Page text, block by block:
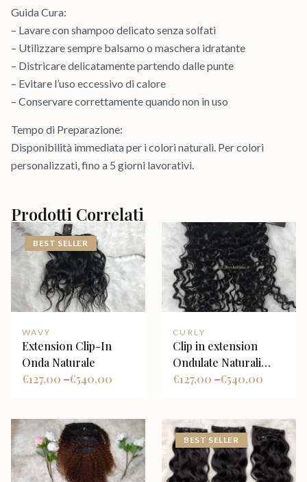
Guida Cura:
– Lavare con shampoo delicato senza solfati
– Utilizzare sempre balsamo o maschera idratante
– Districare delicatamente partendo dalle punte
– Evitare l’uso eccessivo di calore
– Conservare correttamente quando non in uso
Tempo di Preparazione:
Disponibilità immediata per i colori naturali. Per colori
personalizzati, fino a 5 giorni lavorativi.
Prodotti Correlati
BEST SELLER
WAVY
Extension Clip-In
Onda Naturale
127,00
€ – 540,00
€
CURLY
Clip in extension
Ondulate Naturali
colore nero Naturale
127,00
€ – 540,00
€
BEST SELLER